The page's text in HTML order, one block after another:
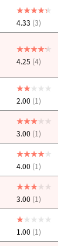
4.33 (3)
4.25 (4)
2.00 (1)
3.00 (1)
4.00 (1)
3.00 (1)
1.00 (1)